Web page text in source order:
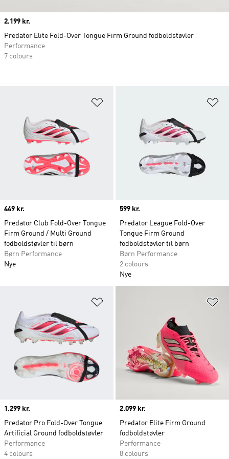
Price
449 kr.
Predator Club Fold-Over Tongue
Firm Ground / Multi Ground
fodboldstøvler til børn
Børn Performance
Nye
Price
599 kr.
Predator League Fold-Over
Tongue Firm Ground
fodboldstøvler til børn
Børn Performance
2 colours
Nye
Price
1.299 kr.
Predator Pro Fold-Over Tongue
Artificial Ground fodboldstøvler
Performance
4 colours
Price
2.099 kr.
Predator Elite Firm Ground
fodboldstøvler
Performance
8 colours
Price
2.199 kr.
Predator Elite Fold-Over Tongue Firm Ground fodboldstøvler
Performance
7 colours